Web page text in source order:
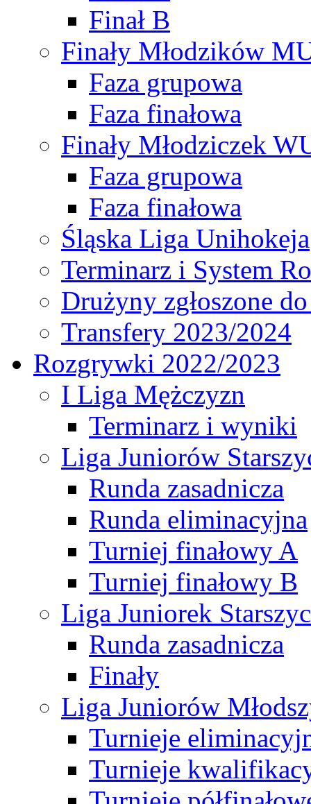
Finał B
Finały Młodzików
Faza grupowa
Faza finałowa
Finały Młodziczek
Faza grupowa
Faza finałowa
Śląska Liga Unihokeja
Terminarz i System
Drużyny zgłoszone
Transfery 2023/2024
Rozgrywki 2022/2023
I Liga Mężczyzn
Terminarz i wyniki
Liga Juniorów
Runda zasadnicza
Runda eliminacyjna
Turniej finałowy A
Turniej finałowy B
Liga Juniorek
Runda zasadnicza
Finały
Liga Juniorów
Turnieje
Turnieje